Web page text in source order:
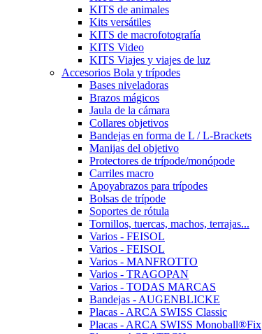
KITS de animales
Kits versátiles
KITS de macrofotografía
KITS Video
KITS Viajes y viajes de luz
Accesorios Bola y trípodes
Bases niveladoras
Brazos mágicos
Jaula de la cámara
Collares objetivos
Bandejas en forma de L / L-Brackets
Manijas del objetivo
Protectores de trípode/monópode
Carriles macro
Apoyabrazos para trípodes
Bolsas de trípode
Soportes de rótula
Tornillos, tuercas, machos, terrajas...
Varios - FEISOL
Varios - FEISOL
Varios - MANFROTTO
Varios - TRAGOPAN
Varios - TODAS MARCAS
Bandejas - AUGENBLICKE
Placas - ARCA SWISS Classic
Placas - ARCA SWISS Monoball®Fix